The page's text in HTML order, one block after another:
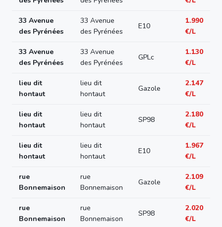
33 Avenue
des Pyrénées
33 Avenue
des Pyrénées
E10
1.990
€/L
33 Avenue
des Pyrénées
33 Avenue
des Pyrénées
GPLc
1.130
€/L
lieu dit
hontaut
lieu dit
hontaut
Gazole
2.147
€/L
lieu dit
hontaut
lieu dit
hontaut
SP98
2.180
€/L
lieu dit
hontaut
lieu dit
hontaut
E10
1.967
€/L
rue
Bonnemaison
rue
Bonnemaison
Gazole
2.109
€/L
rue
Bonnemaison
rue
Bonnemaison
SP98
2.020
€/L